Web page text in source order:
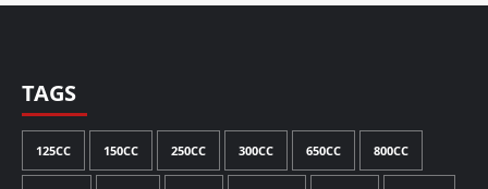
TAGS
125CC 150CC 250CC 300CC 650CC 800CC